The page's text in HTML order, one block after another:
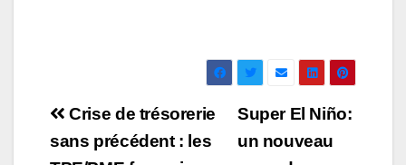
Navigation
de
Super El Niño:
un nouveau
Crise de trésorerie
sans précédent : les